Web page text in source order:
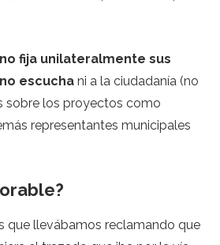
fija unilateralmente sus
escucha ni a la ciudadanía (no
sobre los proyectos como
representantes municipales
que llevábamos reclamando que